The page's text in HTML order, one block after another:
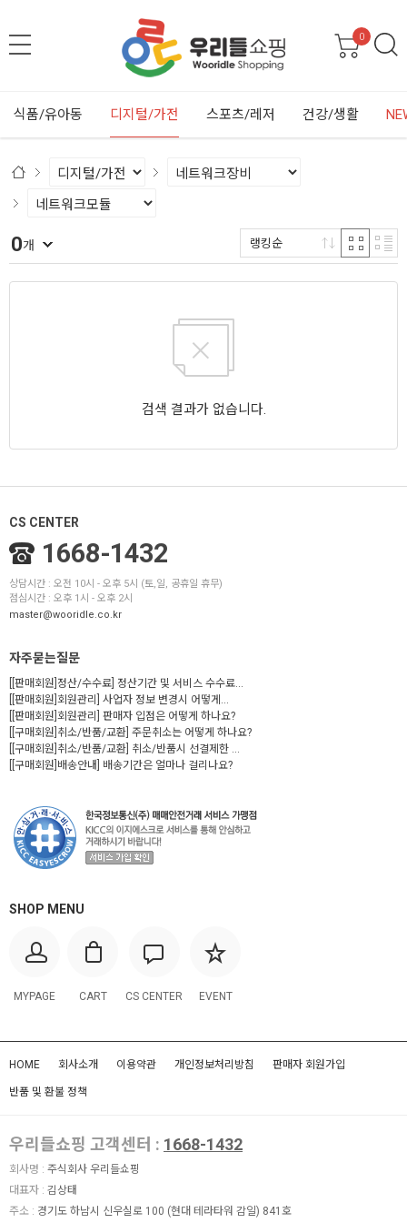
0
식품/유아동 디지털/가전 스포츠/레저 건강/생활
0개 랭킹순
검색 결과가 없습니다.
CS CENTER
1668-1432
상담시간 : 오전 10시 - 오후 5시 (토,일, 공휴일 휴무)
점심시간 : 오후 1시 - 오후 2시
master@wooridle.co.kr
자주묻는질문
[[판매회원]정산/수수료] 정산기간 및 서비스 수수료...
[[판매회원]회원관리] 사업자 정보 변경시 어떻게...
[[판매회원]회원관리] 판매자 입점은 어떻게 하나요?
[[구매회원]취소/반품/교환] 주문취소는 어떻게 하나요?
[[구매회원]취소/반품/교환] 취소/반품시 선결제한 ...
[[구매회원]배송안내] 배송기간은 얼마나 걸리나요?
SHOP MENU
MYPAGE CART CS CENTER EVENT
HOME 회사소개 이용약관 개인정보처리방침 판매자 회원가입
반품 및 환불 정책
우리들쇼핑 고객센터 : 1668-1432
회사명 : 주식회사 우리들쇼핑
대표자 : 김상태
주소 : 경기도 하남시 신우실로 100 (현대 테라타워 감일) 841호